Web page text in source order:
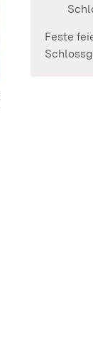
Feste